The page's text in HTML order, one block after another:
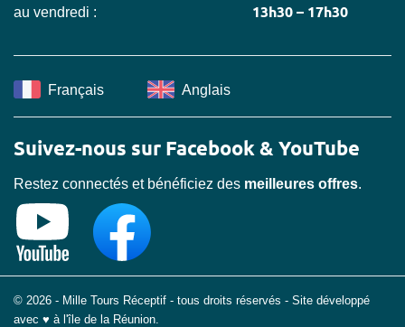
au vendredi :
13h30 – 17h30
Français Anglais
Suivez-nous sur Facebook & YouTube
Restez connectés et bénéficiez des meilleures offres.
© 2026 - Mille Tours Réceptif - tous droits réservés - Site développé
avec ♥ à l'île de la Réunion.